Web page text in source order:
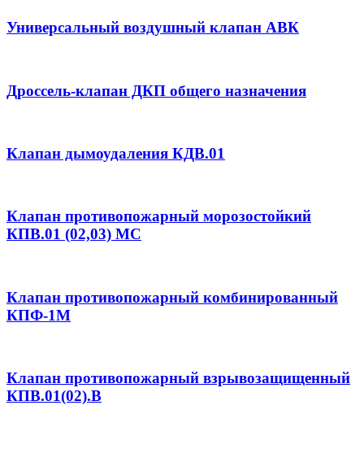
Универсальный воздушный клапан АВК
Дроссель-клапан ДКП общего назначения
Клапан дымоудаления КДВ.01
Клапан противопожарный морозостойкий
КПВ.01 (02,03) МС
Клапан противопожарный комбинированный
КПФ-1М
Клапан противопожарный взрывозащищенный
КПВ.01(02).В